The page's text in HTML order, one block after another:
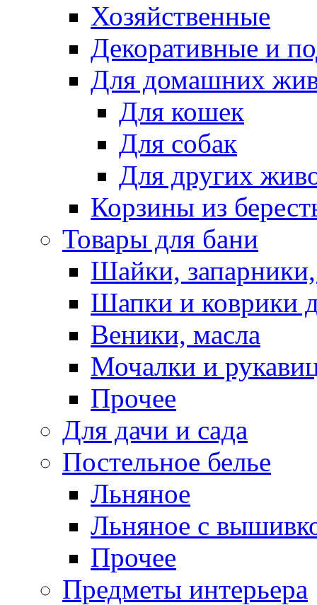
Хозяйственные
Декоративные и
Для домашних
Для кошек
Для собак
Для других
Корзины из
Товары для бани
Шайки,
Шапки и коврики
Веники, масла
Мочалки и
Прочее
Для дачи и сада
Постельное белье
Льняное
Льняное с
Прочее
Предметы интерьера